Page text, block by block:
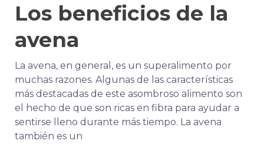
Los beneficios de la
avena
La avena, en general, es un superalimento por
muchas razones. Algunas de las características
más destacadas de este asombroso alimento son
el hecho de que son ricas en fibra para ayudar a
sentirse lleno durante más tiempo. La avena
también es un